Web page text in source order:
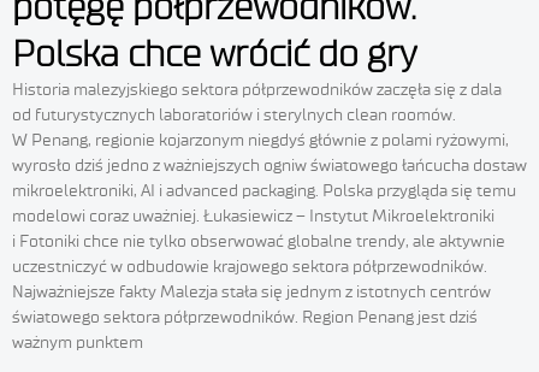
Polska chce wrócić do gry
Historia malezyjskiego sektora półprzewodników zaczęła się z dala
od futurystycznych laboratoriów i sterylnych clean roomów.
W Penang, regionie kojarzonym niegdyś głównie z polami ryżowymi,
wyrosło dziś jedno z ważniejszych ogniw światowego łańcucha dostaw
mikroelektroniki, AI i advanced packaging. Polska przygląda się temu
modelowi coraz uważniej. Łukasiewicz – Instytut Mikroelektroniki
i Fotoniki chce nie tylko obserwować globalne trendy, ale aktywnie
uczestniczyć w odbudowie krajowego sektora półprzewodników.
Najważniejsze fakty Malezja stała się jednym z istotnych centrów
światowego sektora półprzewodników. Region Penang jest dziś
ważnym punktem